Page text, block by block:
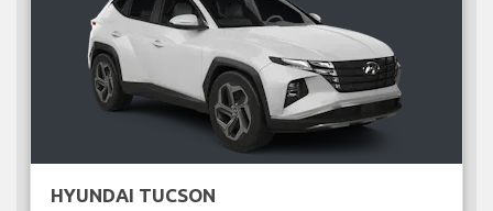
HYUNDAI TUCSON